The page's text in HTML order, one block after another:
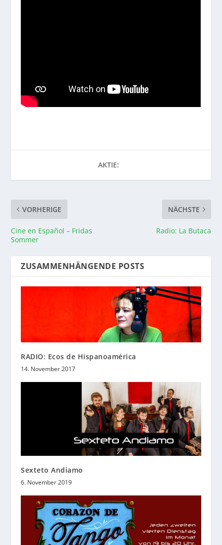
AKTIE:
VORHERIGE
Cine en Español – Fridas
Sommer
NÄCHSTE
Radio: La Butaca
ZUSAMMENHÄNGENDE POSTS
RADIO: Ecos de Hispanoamérica
14. November 2017
Sexteto Andiamo
6. November 2019